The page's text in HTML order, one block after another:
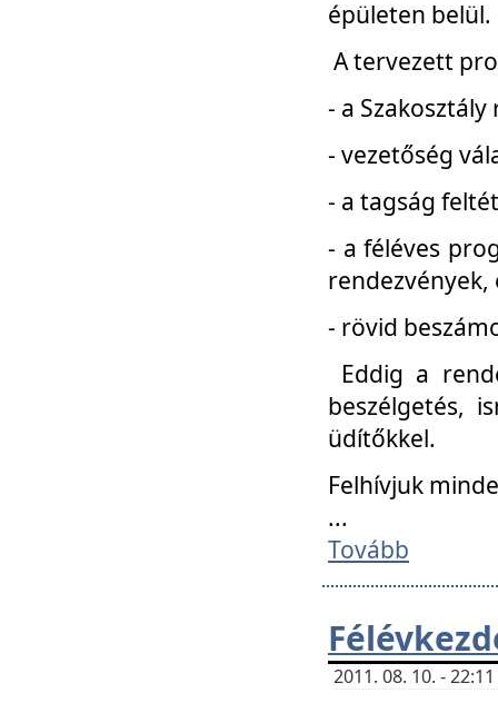
épületen belül.
A tervezett
- a
- vezetőség
- a tagság
- a féléves
- rövid
Eddig a
beszélgetés,
üdítőkkel.
Felhívjuk
...
Tovább
2011. 08. 10. -